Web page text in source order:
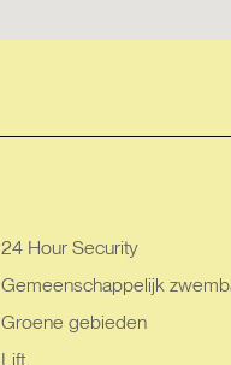
24 Hour Security
Gemeenschappelijk
Groene gebieden
Lift